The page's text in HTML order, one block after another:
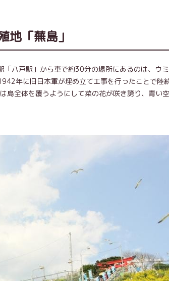
地「蕪島」
八戸駅」から車で約30分の場所にあるのは、ウ
年に旧日本軍が埋め立て工事を行ったことで陸
島全体を覆うようにして菜の花が咲き誇り、青い